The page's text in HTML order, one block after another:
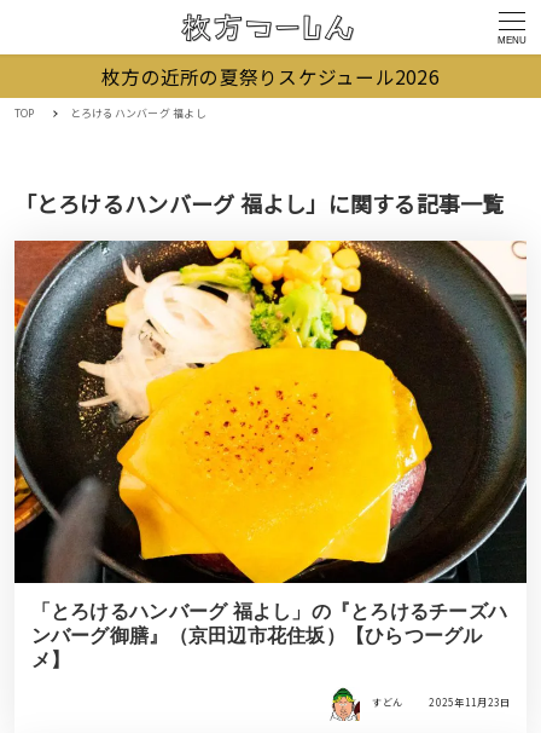
MENU
枚方の近所の夏祭りスケジュール2026
TOP とろけるハンバーグ 福よし
「とろけるハンバーグ 福よし」に関する記事一覧
「とろけるハンバーグ 福よし」の『とろけるチーズハ
ンバーグ御膳』（京田辺市花住坂）【ひらつーグル
メ】
すどん 2025年11月23日